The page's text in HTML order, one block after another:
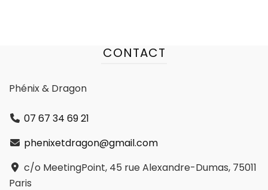
CONTACT
Phénix & Dragon
07 67 34 69 21
phenixetdragon@gmail.com
c/o MeetingPoint, 45 rue Alexandre-Dumas, 75011
Paris